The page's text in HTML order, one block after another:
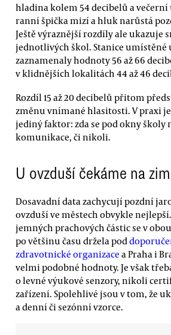
hladina kolem 54 decibelů a
ranní špička mizí a hluk narůstá
Ještě výraznější rozdíly ale ukazuje
jednotlivých škol. Stanice umístěné
zaznamenaly hodnoty 56 až 66
v klidnějších lokalitách 44 až 46
Rozdíl 15 až 20 decibelů přitom
změnu vnímané hlasitosti. V praxi
jediný faktor: zda se pod okny školy
komunikace, či nikoli.
U ovzduší čekáme na
Dosavadní data zachycují pozdní
ovzduší ve městech obvykle
jemných prachových částic se v
po většinu času držela pod
zdravotnické organizace a Praha i
velmi podobné hodnoty. Je však
o levné výukové senzory, nikoli
zařízení. Spolehlivé jsou v tom, že
a denní či sezónní vzorce.